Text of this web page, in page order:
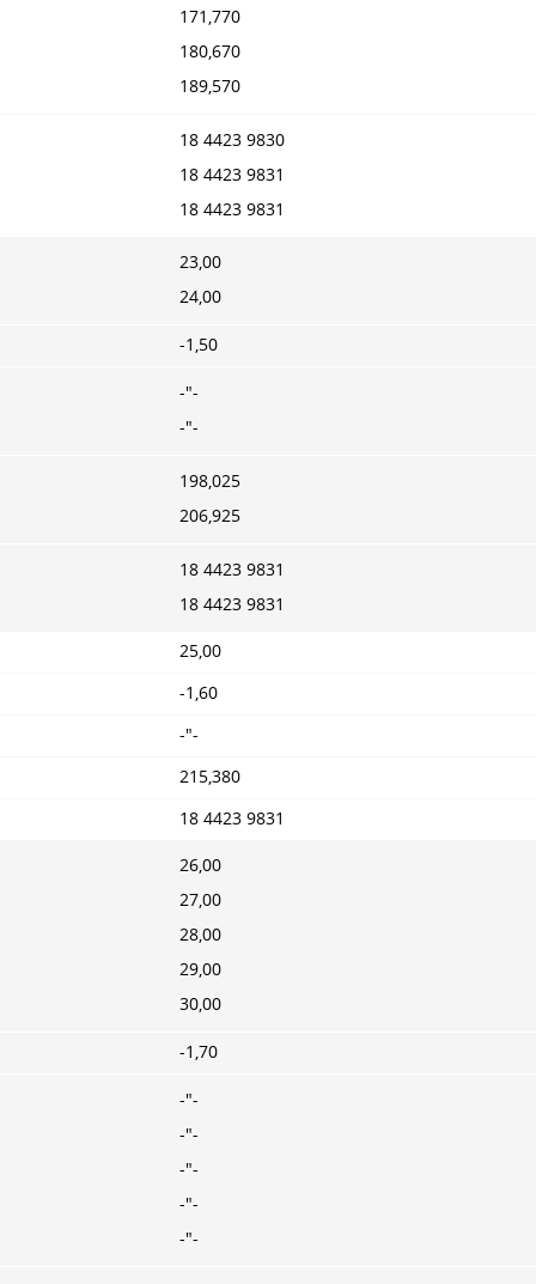
171,770
180,670
189,570
18 4423 9830
18 4423 9831
18 4423 9831
23,00
24,00
-1,50
-"-
-"-
198,025
206,925
18 4423 9831
18 4423 9831
25,00
-1,60
-"-
215,380
18 4423 9831
26,00
27,00
28,00
29,00
30,00
-1,70
-"-
-"-
-"-
-"-
-"-